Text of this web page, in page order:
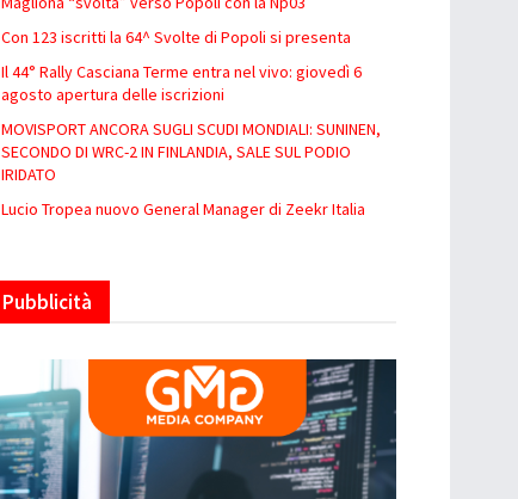
Con 123 iscritti la 64^ Svolte di Popoli si presenta
Il 44° Rally Casciana Terme entra nel vivo: giovedì 6
agosto apertura delle iscrizioni
MOVISPORT ANCORA SUGLI SCUDI MONDIALI: SUNINEN,
SECONDO DI WRC-2 IN FINLANDIA, SALE SUL PODIO
IRIDATO
Lucio Tropea nuovo General Manager di Zeekr Italia
Pubblicità